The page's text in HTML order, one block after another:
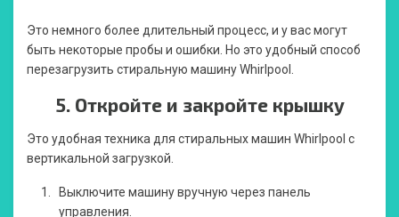
Это немного более длительный процесс, и у вас могут
быть некоторые пробы и ошибки. Но это удобный способ
перезагрузить стиральную машину Whirlpool.
5. Откройте и закройте крышку
Это удобная техника для стиральных машин Whirlpool с
вертикальной загрузкой.
Выключите машину вручную через панель
управления.